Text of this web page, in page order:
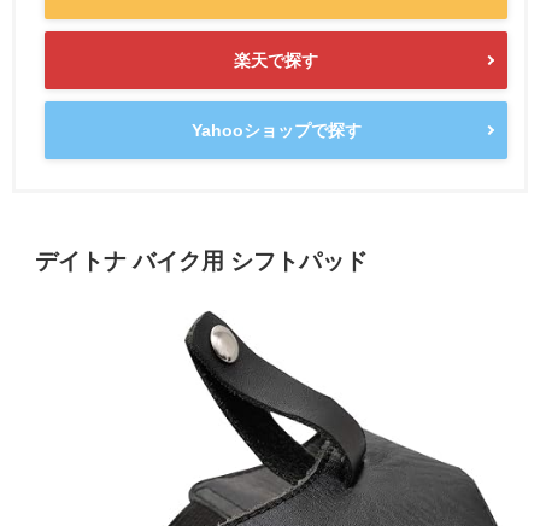
楽天で探す
Yahooショップで探す
デイトナ バイク用 シフトパッド